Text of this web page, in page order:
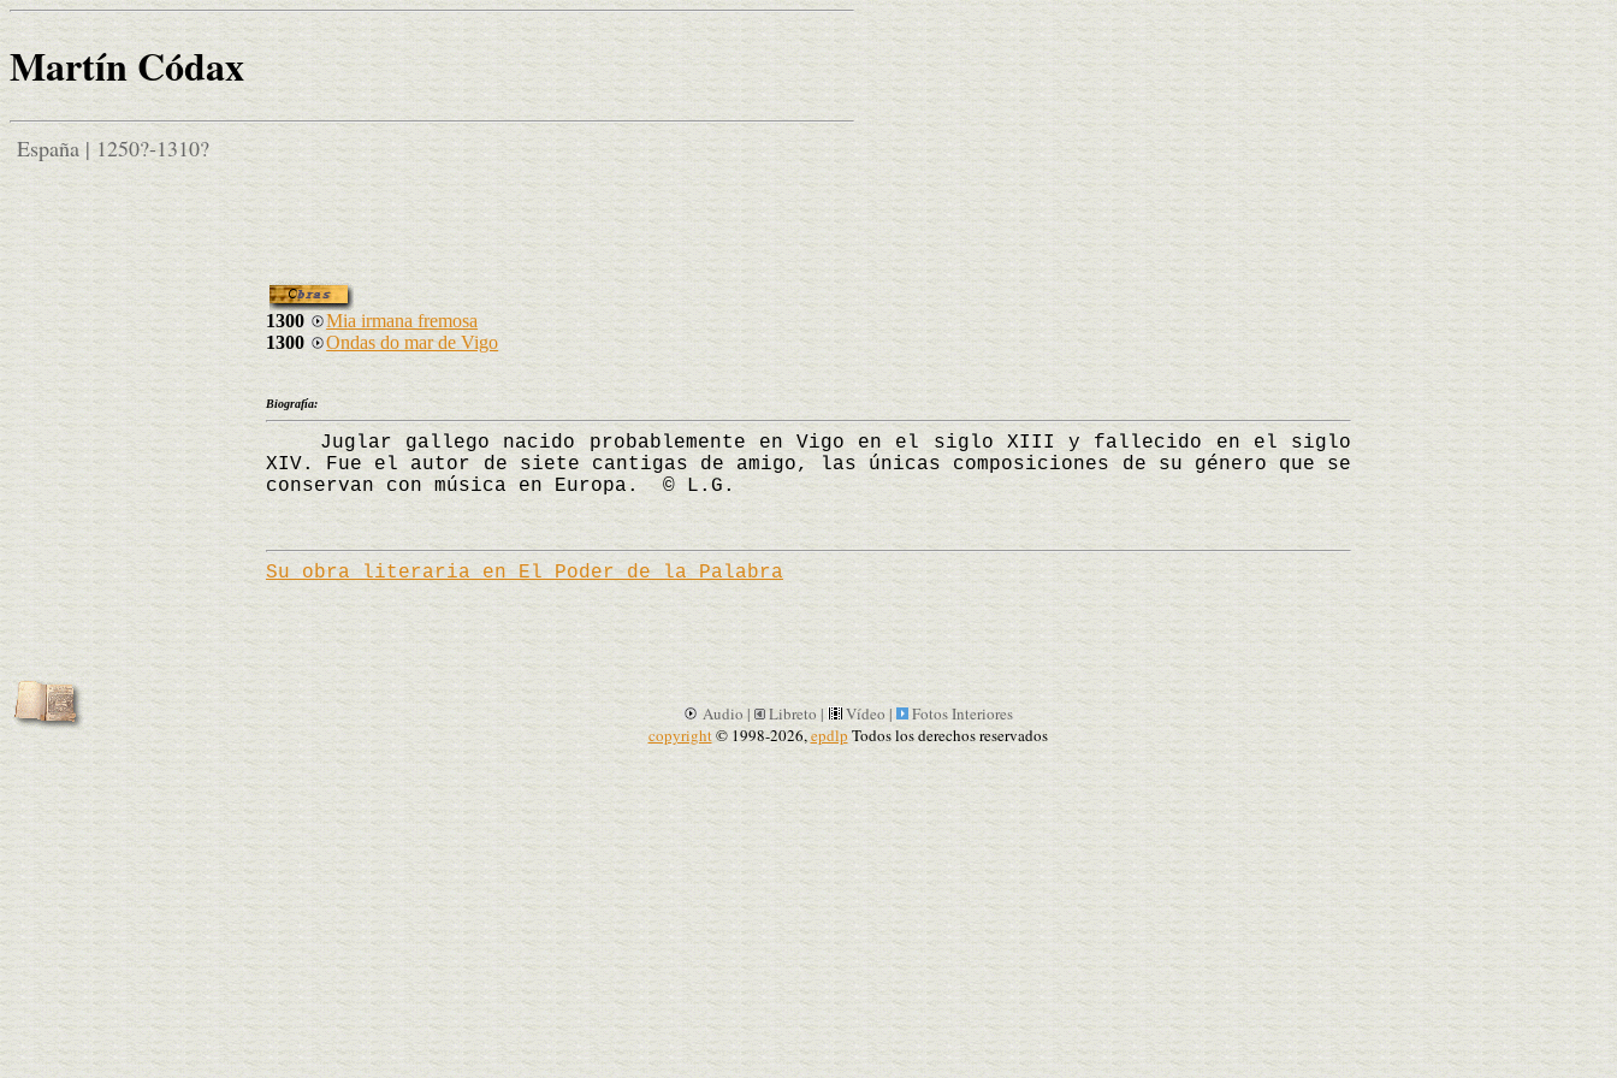
Martín Códax
España | 1250?-1310?
1300
Mia irmana fremosa
1300
Ondas do mar de Vigo
Biografía:
Juglar gallego nacido probablemente en Vigo en el siglo XIII y fallecido en el siglo
XIV. Fue el autor de siete cantigas de amigo, las únicas composiciones de su género que se
conservan con música en Europa. © L.G.
Su obra literaria en El Poder de la Palabra
Audio | Libreto | Vídeo |
Fotos Interiores
copyright© 1998-2026,epdlp Todos los derechos reservados